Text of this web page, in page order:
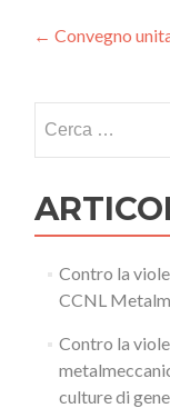
← Convegno
per:
Contro la
CCNL
Contro la
culture di